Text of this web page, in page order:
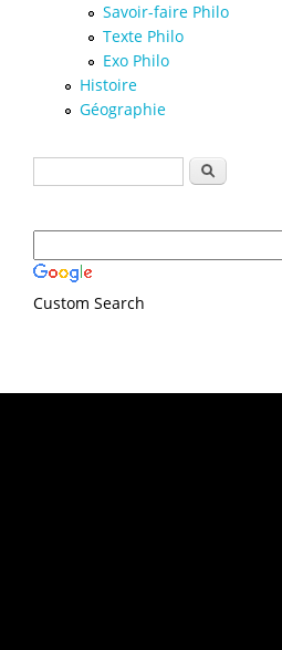
Savoir-faire Philo
Texte Philo
Exo Philo
Histoire
Géographie
Formulaire de recherche
Rechercher
Custom Search